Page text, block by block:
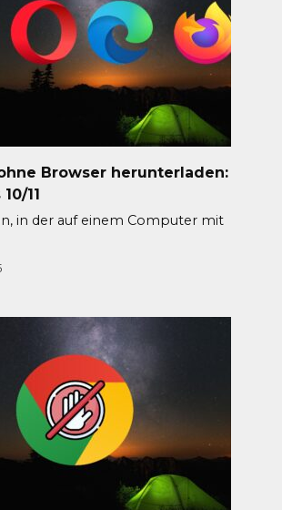
Browser herunterladen:
11
in der auf einem Computer mit